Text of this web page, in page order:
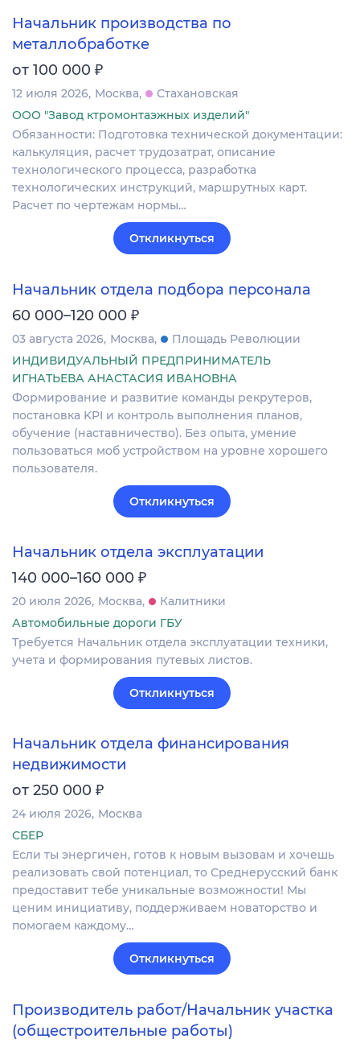
Начальник производства по
металлобработке
от 100 000 ₽
12 июля 2026 Москва
Стахановская
ООО "Завод ктромонтаэжных изделий"
Обязанности: Подготовка технической документации:
калькуляция, расчет трудозатрат, описание
технологического процесса, разработка
технологических инструкций, маршрутных карт.
Расчет по чертежам нормы…
Откликнуться
Начальник отдела подбора персонала
60 000–120 000 ₽
03 августа 2026 Москва
Площадь Революции
ИНДИВИДУАЛЬНЫЙ ПРЕДПРИНИМАТЕЛЬ
ИГНАТЬЕВА АНАСТАСИЯ ИВАНОВНА
Формирование и развитие команды рекрутеров,
постановка KPI и контроль выполнения планов,
обучение (наставничество). Без опыта, умение
пользоваться моб устройством на уровне хорошего
пользователя.
Откликнуться
Начальник отдела эксплуатации
140 000–160 000 ₽
20 июля 2026 Москва
Калитники
Автомобильные дороги ГБУ
Требуется Начальник отдела эксплуатации техники,
учета и формирования путевых листов.
Откликнуться
Начальник отдела финансирования
недвижимости
от 250 000 ₽
24 июля 2026 Москва
СБЕР
Если ты энергичен, готов к новым вызовам и хочешь
реализовать свой потенциал, то Среднерусский банк
предоставит тебе уникальные возможности! Мы
ценим инициативу, поддерживаем новаторство и
помогаем каждому…
Откликнуться
Производитель работ/Начальник участка
(общестроительные работы)